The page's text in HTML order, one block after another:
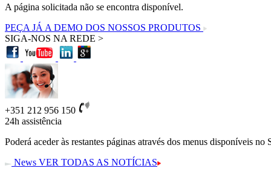
A página solicitada não se encontra disponível.
PEÇA JÁ A DEMO DOS NOSSOS PRODUTOS
SIGA-NOS NA REDE >
+351 212 956 150
24h assistência
Poderá aceder às restantes páginas através dos menus disponíveis no
News VER TODAS AS NOTÍCIAS